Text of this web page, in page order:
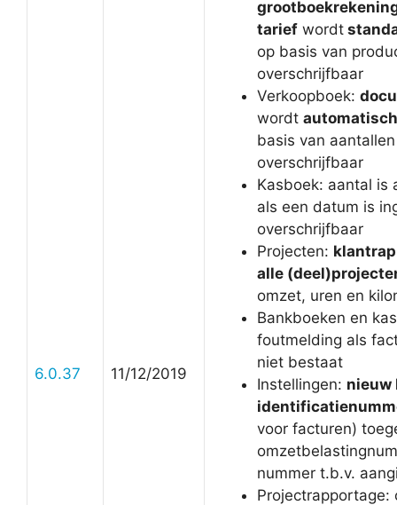
6.0.37 11/12/2019
tarief wordt
op basis van
overschrijfbaar
Verkoopboek:
wordt
basis van
overschrijfbaar
Kasboek: aantal is
als een datum is
overschrijfbaar
Projecten:
alle
omzet, uren en
Bankboeken en
foutmelding als
niet bestaat
Instellingen: nieuw
voor facturen)
nummer t.b.v.
Projectrapportage: